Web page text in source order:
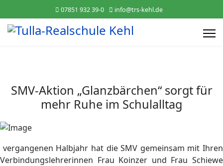
07851 932 39-0 info@trs-kehl.de
SMV-Aktion „Glanzbärchen“ sorgt für
mehr Ruhe im Schulalltag
vergangenen Halbjahr hat die SMV gemeinsam mit Ihren
Verbindungslehrerinnen Frau Koinzer und Frau Schiewe